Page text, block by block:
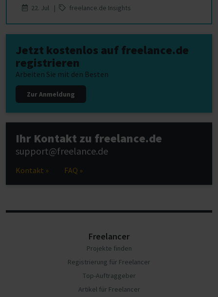
22. Jul |
freelance.de Insights
Jetzt kostenlos auf freelance.de
registrieren
Arbeiten Sie mit den Besten
Zur Anmeldung
Ihr Kontakt zu freelance.de
support@freelance.de
Kontakt » FAQ »
Freelancer
Projekte finden
Registrierung für Freelancer
Top-Auftraggeber
Artikel für Freelancer